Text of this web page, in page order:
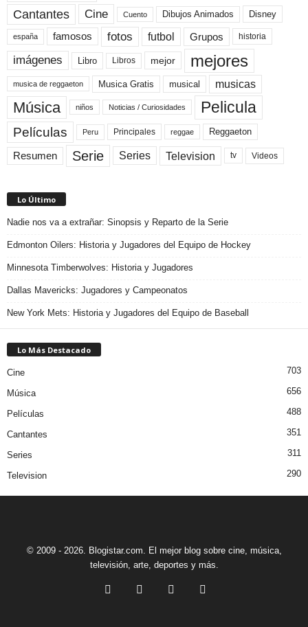
Cantantes Cine Cuento Dibujos Animados Disney
españa famosos fotos futbol Grupos historia
imágenes Libro Libros mejor mejores
musica de reggaeton Musica Gratis musical musicas
Música niños Noticias / Curiosidades Pelicula
Películas Peru Principales reggae Reggaeton
Resumen Serie Series Television tv Videos
Lo Último
Nadie nos va a extrañar: Sinopsis y Reparto de la Serie
Edmonton Oilers: Historia y Jugadores del Equipo de Hockey
Minnesota Timberwolves: Historia y Jugadores
Dallas Mavericks: Jugadores y Campeonatos
New York Mets: Historia y Jugadores del Equipo de Baseball
Lo Más Destacado
Cine 703
Música 656
Películas 488
Cantantes 351
Series 311
Television 290
© 2009 - 2026. Blogistar.com. El mejor blog sobre cine, música,
televisión, arte, deportes y más.